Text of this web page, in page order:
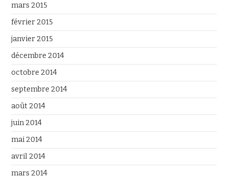
mars 2015
février 2015
janvier 2015
décembre 2014
octobre 2014
septembre 2014
août 2014
juin 2014
mai 2014
avril 2014
mars 2014